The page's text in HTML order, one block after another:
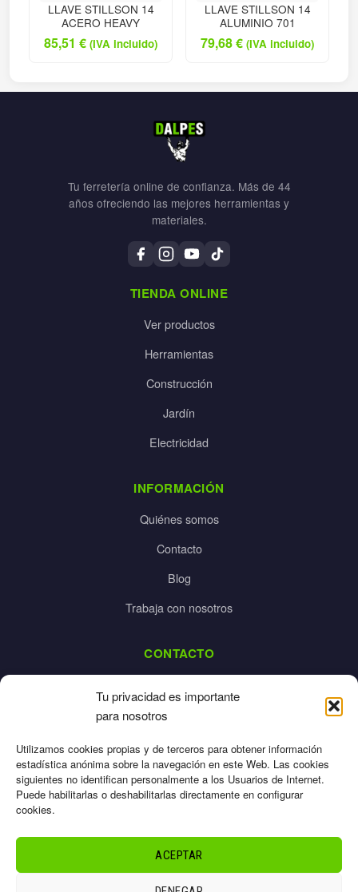
Tu privacidad es importante
para nosotros
Utilizamos cookies propias y de terceros para obtener información
estadística anónima sobre la navegación en este Web. Las cookies
siguientes no identifican personalmente a los Usuarios de Internet.
Puede habilitarlas o deshabilitarlas directamente en configurar
cookies.
ACEPTAR
LLAVE STILLSON 14
ACERO HEAVY
85,51 € (IVA incluido)
LLAVE STILLSON 14
ALUMINIO 701
79,68€ (IVA incluido)
Tu ferretería online de confianza. Más de 44
años ofreciendo las mejores herramientas y
materiales.
TIENDA ONLINE
Ver productos
Herramientas
Construcción
Jardín
Electricidad
INFORMACIÓN
Quiénes somos
Contacto
Blog
Trabaja con nosotros
CONTACTO
925 532 213
Cookies
Términos